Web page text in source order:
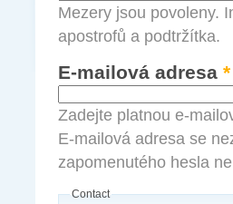
Mezery jsou povoleny.
apostrofů a podtržítka.
E-mailová adresa *
Zadejte platnou e-
E-mailová adresa se
zapomenutého hesla
Contact